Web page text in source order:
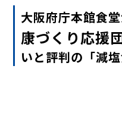
大阪府庁本館食
康づくり応援
いと評判の「減